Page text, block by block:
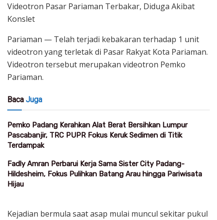
Videotron Pasar Pariaman Terbakar, Diduga Akibat
Konslet
Pariaman — Telah terjadi kebakaran terhadap 1 unit
videotron yang terletak di Pasar Rakyat Kota Pariaman.
Videotron tersebut merupakan videotron Pemko
Pariaman.
Baca Juga
Pemko Padang Kerahkan Alat Berat Bersihkan Lumpur
Pascabanjir, TRC PUPR Fokus Keruk Sedimen di Titik
Terdampak
Fadly Amran Perbarui Kerja Sama Sister City Padang-
Hildesheim, Fokus Pulihkan Batang Arau hingga Pariwisata
Hijau
Kejadian bermula saat asap mulai muncul sekitar pukul